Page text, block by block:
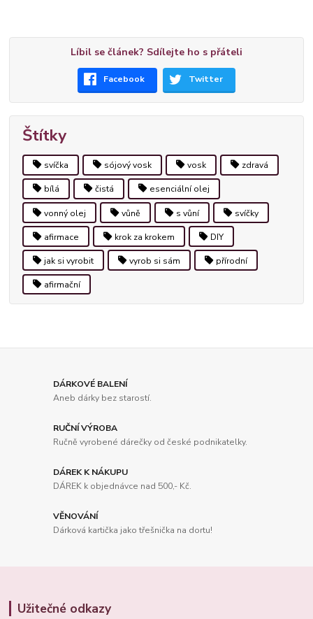
Líbil se článek? Sdílejte ho s přáteli
Facebook Twitter
Štítky
svíčka sójový vosk vosk zdravá
bílá čistá esenciální olej
vonný olej vůně s vůní svíčky
afirmace krok za krokem DIY
jak si vyrobit vyrob si sám přírodní
afirmační
DÁRKOVÉ BALENÍ
Aneb dárky bez starostí.
RUČNÍ VÝROBA
Ručně vyrobené dárečky od české podnikatelky.
DÁREK K NÁKUPU
DÁREK k objednávce nad 500,- Kč.
VĚNOVÁNÍ
Dárková kartička jako třešnička na dortu!
Užitečné odkazy